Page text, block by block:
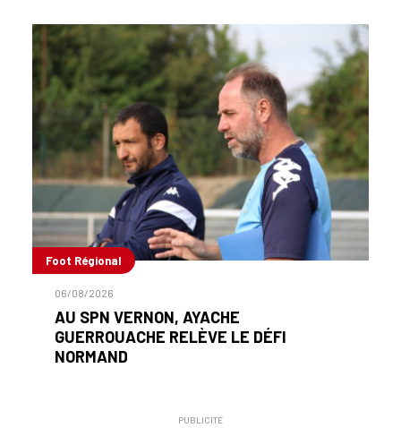
Foot Régional
06/08/2026
AU SPN VERNON, AYACHE
GUERROUACHE RELÈVE LE DÉFI
NORMAND
PUBLICITÉ